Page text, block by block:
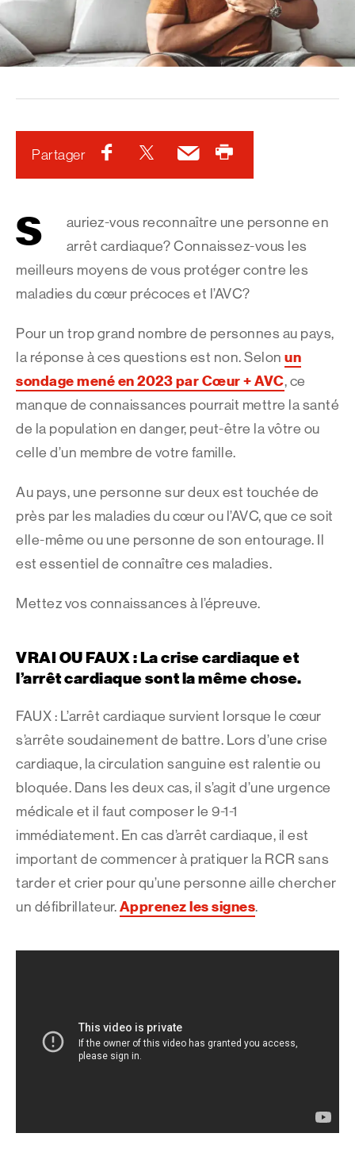
Partager Facebook
TwitterCourriel
S
auriez-vous reconnaître une personne en
arrêt cardiaque? Connaissez-vous les
meilleurs moyens de vous protéger contre les
maladies du cœur précoces et l’AVC?
Pour un trop grand nombre de personnes au pays,
la réponse à ces questions est non. Selon un
sondage mené en 2023 par Cœur + AVC, ce
manque de connaissances pourrait mettre la santé
de la population en danger, peut-être la vôtre ou
celle d’un membre de votre famille.
Au pays, une personne sur deux est touchée de
près par les maladies du cœur ou l’AVC, que ce soit
elle-même ou une personne de son entourage. Il
est essentiel de connaître ces maladies.
Mettez vos connaissances à l’épreuve.
VRAI OU FAUX : La crise cardiaque et
l’arrêt cardiaque sont la même chose.
FAUX : L’arrêt cardiaque survient lorsque le cœur
s’arrête soudainement de battre. Lors d’une crise
cardiaque, la circulation sanguine est ralentie ou
bloquée. Dans les deux cas, il s’agit d’une urgence
médicale et il faut composer le 9-1-1
immédiatement. En cas d’arrêt cardiaque, il est
important de commencer à pratiquer la RCR sans
tarder et crier pour qu’une personne aille chercher
un défibrillateur. Apprenez les signes.